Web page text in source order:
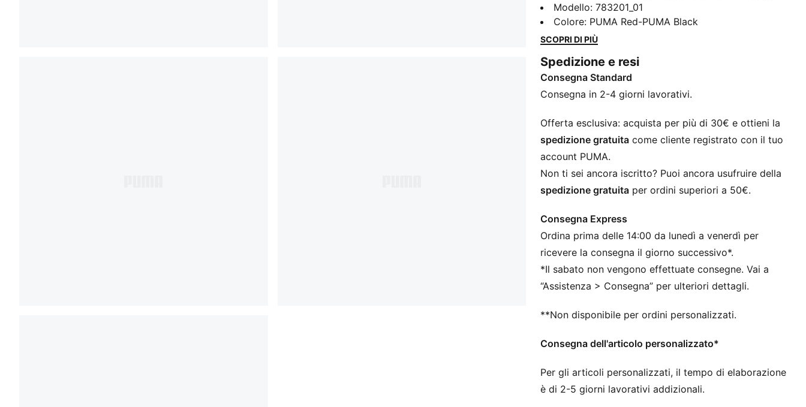
ispirato allo spirito avventuroso del paese, il
completo Home dell’Austria rende omaggio ai tifosi
della squadra ed è pronto a rappresentare la scena
Replica ripropone lo stesso look da partita con una
silhouette, dettagli e materiali casual, ideali sia per il
giorno della partita che per l'abbigliamento di tutti i
CARATTERISTICHE + VANTAGGI
GESTIONE DELL’UMIDITÀ: la tecnologia dryCELL di
PUMA assorbe l’umidità e il sudore e ti mantiene
Nell'ambito del programma RE:FIBRE, questo capo è
realizzato con almeno il 95% di materiale riciclato
DETTAGLI
Vestibilità: Regolare
Materiale principale: Jacquard double face
Collo: Girocollo
Maniche corte
Pannelli in mesh per la ventilazione
Loghi del team e PUMA
Modello:783201_01
Colore: PUMA Red-PUMA Black
SCOPRI DI PIÙ
Spedizione e resi
Consegna Standard
Consegna in 2-4 giorni lavorativi.
Offerta esclusiva: acquista per più di 30€ e ottieni la
spedizione gratuita come cliente registrato con il tuo
account PUMA.
Non ti sei ancora iscritto? Puoi ancora usufruire della
spedizione gratuita per ordini superiori a 50€.
Consegna Express
Ordina prima delle 14:00 da lunedì a venerdì per
ricevere la consegna il giorno successivo*.
*Il sabato non vengono effettuate consegne. Vai a
“Assistenza > Consegna” per ulteriori dettagli.
**Non disponibile per ordini personalizzati.
Consegna dell'articolo personalizzato*
Per gli articoli personalizzati, il tempo di elaborazione
è di 2-5 giorni lavorativi addizionali.